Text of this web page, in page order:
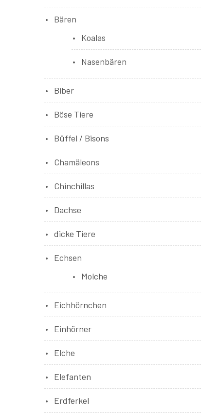
Bären
Koalas
Nasenbären
Biber
Böse Tiere
Büffel / Bisons
Chamäleons
Chinchillas
Dachse
dicke Tiere
Echsen
Molche
Eichhörnchen
Einhörner
Elche
Elefanten
Erdferkel